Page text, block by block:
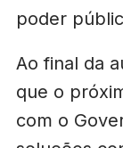
poder
Ao final da
que o
com o